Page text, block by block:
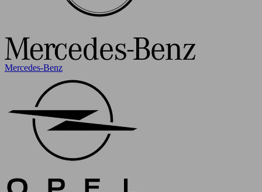
Mercedes-Benz